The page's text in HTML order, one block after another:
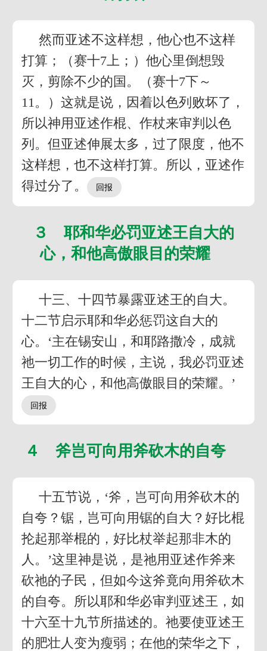
然而亚述不这样想，他心也不这样
打算；（赛十7上；）他心里倒想毁
灭，剪除不少的国。（赛十7下～
11。）这就是说，因着以色列败坏了，
所以神用亚述作棍、作杖来审判以色
列。但亚述伸展太多，过了限度，他不
这样想，也不这样打算。所以，亚述作
得过分了。
３ 耶和华必罚亚述王自大的
心，和他高傲眼目的荣耀
十三、十四节暴露亚述王的自大。
十二节启示耶和华必惩罚这自大的
心。‘主在锡安山，和耶路撒冷，成就
祂一切工作的时候，主说，我必罚亚述
王自大的心，和他高傲眼目的荣耀。’
４ 斧岂可向用斧砍木的自夸
十五节说，‘斧，岂可向用斧砍木的
自夸？锯，岂可向用锯的自大？好比棍
抡起那举棍的，好比杖举起那非木的
人。’这里神是说，是祂用亚述作斧来
砍祂的子民，但如今这斧竟向用斧砍木
的自夸。所以耶和华必审判亚述王，如
十六至十九节所描述的。祂要使亚述王
的肥壮人变为瘦弱；在他的荣华之下，